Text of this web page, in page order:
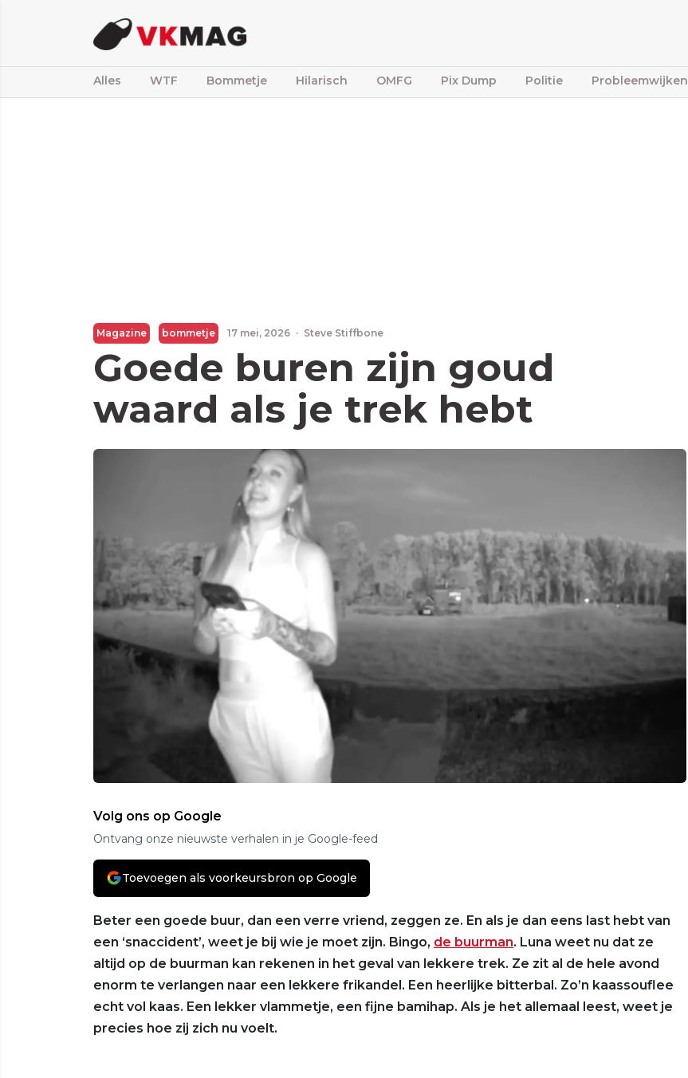
Alles WTF Bommetje Hilarisch OMFG Pix Dump Politie Probleemwijken
Magazine bommetje 17 mei, 2026 · Steve Stiffbone
Goede buren zijn goud
waard als je trek hebt
Volg ons op Google
Ontvang onze nieuwste verhalen in je Google-feed
Toevoegen als voorkeursbron op Google
Beter een goede buur, dan een verre vriend, zeggen ze. En als je dan eens last hebt van
een ‘snaccident’, weet je bij wie je moet zijn. Bingo, de buurman. Luna weet nu dat ze
altijd op de buurman kan rekenen in het geval van lekkere trek. Ze zit al de hele avond
enorm te verlangen naar een lekkere frikandel. Een heerlijke bitterbal. Zo’n kaassouflee
echt vol kaas. Een lekker vlammetje, een fijne bamihap. Als je het allemaal leest, weet je
precies hoe zij zich nu voelt.